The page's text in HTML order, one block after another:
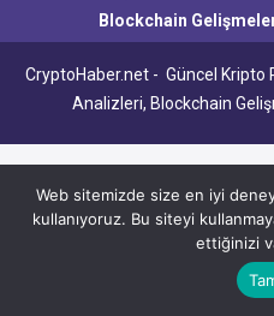
Blockchain
CryptoHaber.net - Güncel Kripto
Analizleri, Blockchain
Web sitemizde size en iyi
kullanıyoruz. Bu siteyi
ettiğinizi